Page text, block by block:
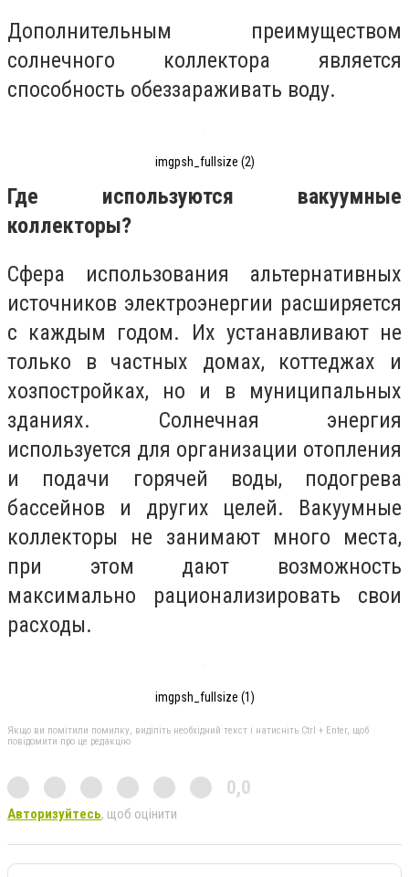
Дополнительным преимуществом
солнечного коллектора является
способность обеззараживать воду.
imgpsh_fullsize (2)
Где используются вакуумные
коллекторы?
Сфера использования альтернативных
источников электроэнергии расширяется
с каждым годом. Их устанавливают не
только в частных домах, коттеджах и
хозпостройках, но и в муниципальных
зданиях. Солнечная энергия
используется для организации отопления
и подачи горячей воды, подогрева
бассейнов и других целей. Вакуумные
коллекторы не занимают много места,
при этом дают возможность
максимально рационализировать свои
расходы.
imgpsh_fullsize (1)
Якщо ви помітили помилку, виділіть необхідний текст і натисніть Ctrl + Enter, щоб
повідомити про це редакцію
0,0
Авторизуйтесь, щоб оцінити